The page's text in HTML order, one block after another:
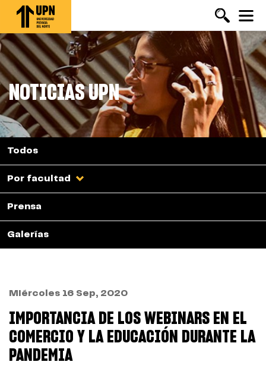
Pasar
contenido
principal
NOTICIAS UPN
Todos
Por facultad
Prensa
Galerías
Miércoles 16 Sep, 2020
IMPORTANCIA DE LOS WEBINARS EN EL
COMERCIO Y LA EDUCACIÓN DURANTE LA
PANDEMIA